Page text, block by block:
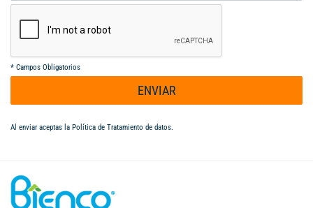
* Campos Obligatorios
ENVIAR
Al enviar aceptas la Política de Tratamiento de datos.